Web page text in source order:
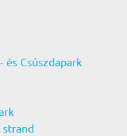
és Csúszdapark
strand